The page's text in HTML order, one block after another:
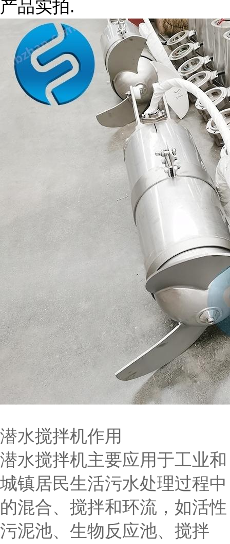
产品实拍.
潜水搅拌机作用
潜水搅拌机主要应用于工业和
城镇居民生活污水处理过程中
的混合、搅拌和环流，如活性
污泥池、生物反应池、搅拌